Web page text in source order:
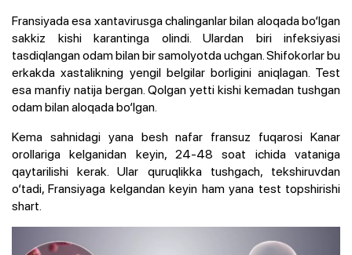
Fransiyada esa xantavirusga chalinganlar bilan aloqada bo‘lgan
sakkiz kishi karantinga olindi. Ulardan biri infeksiyasi
tasdiqlangan odam bilan bir samolyotda uchgan. Shifokorlar bu
erkakda xastalikning yengil belgilar borligini aniqlagan. Test
esa manfiy natija bergan. Qolgan yetti kishi kemadan tushgan
odam bilan aloqada bo‘lgan.
Kema sahnidagi yana besh nafar fransuz fuqarosi Kanar
orollariga kelganidan keyin, 24-48 soat ichida vataniga
qaytarilishi kerak. Ular quruqlikka tushgach, tekshiruvdan
o‘tadi, Fransiyaga kelgandan keyin ham yana test topshirishi
shart.